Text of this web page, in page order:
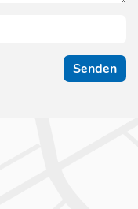
Senden